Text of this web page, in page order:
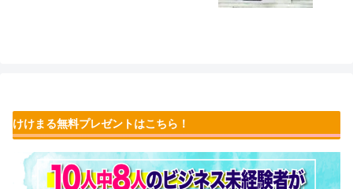
けけまる無料プレゼントはこちら！